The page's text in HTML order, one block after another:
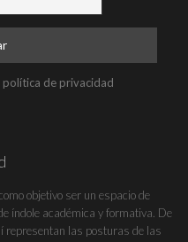
política de privacidad
objetivo ser un espacio de
índole académica y formativa. De
representan las posturas de las